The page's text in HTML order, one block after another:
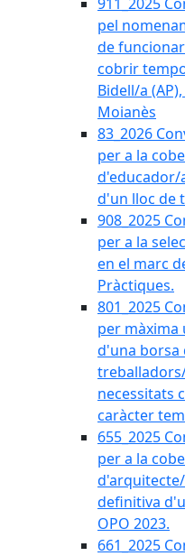
pel
de
cobrir
Bidell/a
Moianès
83_2026
per a la
d'educador/
d'un lloc de
908_2025
per a la
en el marc
Pràctiques.
801_2025
per màxima
d'una borsa
necessitats
caràcter
655_2025
per a la
definitiva
OPO 2023.
661_2025